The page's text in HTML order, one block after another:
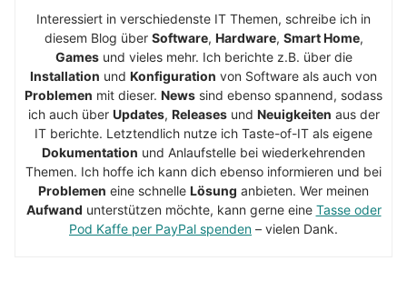
Interessiert in verschiedenste IT Themen, schreibe ich in
diesem Blog über Software, Hardware, Smart Home,
Gamesund vieles mehr. Ich berichte z.B. über die
Installation und Konfiguration von Software als auch von
Problemen mit dieser. News sind ebenso spannend, sodass
ich auch über Updates, Releasesund Neuigkeiten aus der
IT berichte. Letztendlich nutze ich Taste-of-IT als eigene
Dokumentation und Anlaufstelle bei wiederkehrenden
Themen. Ich hoffe ich kann dich ebenso informieren und bei
Problemen eine schnelle Lösung anbieten. Wer meinen
Aufwand unterstützen möchte, kann gerne eine Tasse oder
Pod Kaffe per PayPal spenden – vielen Dank.